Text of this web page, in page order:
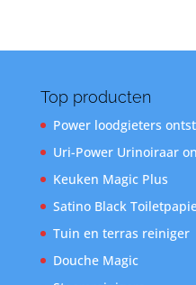
Top producten
Power loodgieters
Uri-Power Urinoiraar
Keuken Magic Plus
Satino Black
Tuin en terras reiniger
Douche Magic